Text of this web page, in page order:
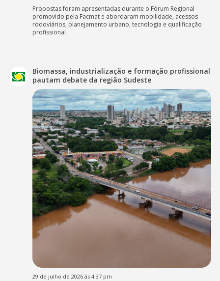
Propostas foram apresentadas durante o Fórum Regional
promovido pela Facmat e abordaram mobilidade, acessos
rodoviários, planejamento urbano, tecnologia e qualificação
profissional
Biomassa, industrialização e formação profissional
pautam debate da região Sudeste
29 de julho de 2026 às 4:37 pm